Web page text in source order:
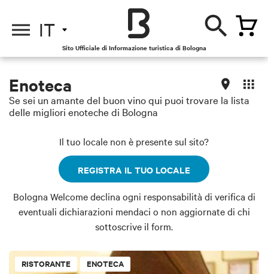
IT
Sito Ufficiale di Informazione turistica di Bologna
Enoteca
Se sei un amante del buon vino qui puoi trovare la lista
delle migliori enoteche di Bologna
Il tuo locale non è presente sul sito?
REGISTRA IL TUO LOCALE
Bologna Welcome declina ogni responsabilità di verifica di
eventuali dichiarazioni mendaci o non aggiornate di chi
sottoscrive il form.
RISTORANTE ENOTECA